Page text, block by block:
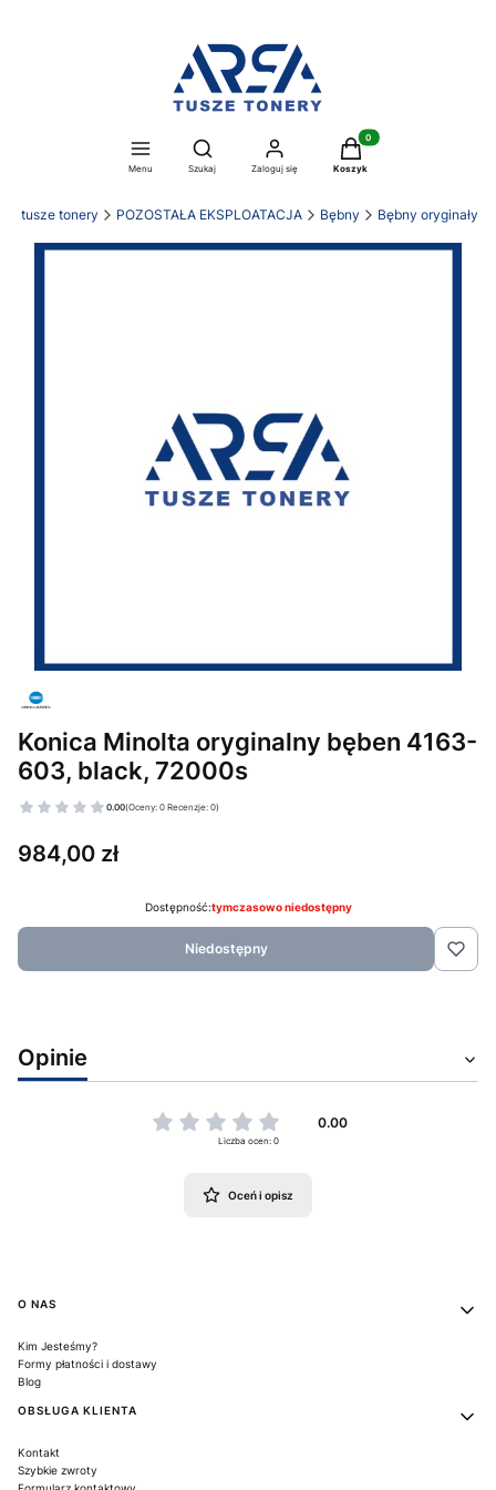
Menu
Otwórz wyszukiwarkę
Szukaj Zaloguj się
Produkty w koszyku: 0.
Koszyk
tusze tonery POZOSTAŁA EKSPLOATACJA Bębny Bębny oryginały
Konica Minolta oryginalny bęben 4163-
603, black, 72000s
0.00(Oceny: 0 Recenzje: 0)
Cena
984,00 zł
Dostępność:tymczasowo niedostępny
Niedostępny
Opinie
0.00
Liczba ocen: 0
Oceń i opisz
Linki w stopce
O NAS
Kim Jesteśmy?
Formy płatności i dostawy
Blog
OBSŁUGA KLIENTA
Kontakt
Szybkie zwroty